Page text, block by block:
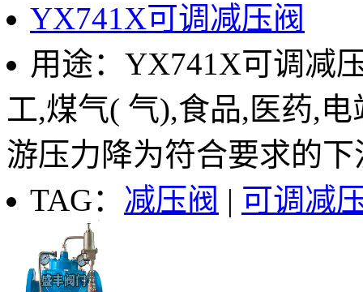
YX741X可调减压阀
用途：YX741X可调减
工,煤气( 气),食品,医药,
游压力降为符合要求的
TAG： 减压阀 | 可调减